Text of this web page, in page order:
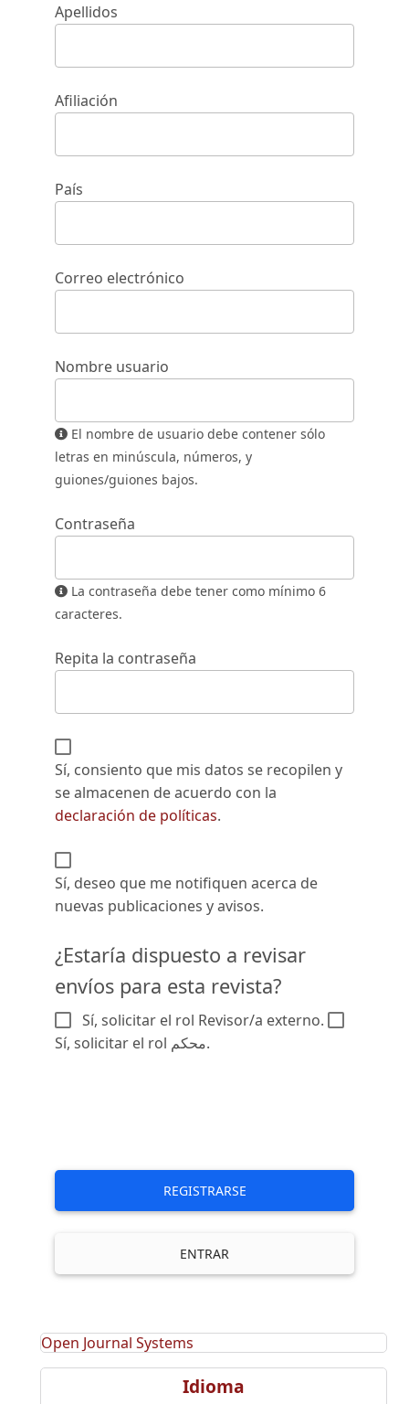
Apellidos
Afiliación
País
Correo electrónico
Nombre usuario
letras en minúscula, números, y
guiones/guiones bajos.
Contraseña
caracteres.
Repita la contraseña
Sí, consiento que mis datos se recopilen y
se almacenen de acuerdo con la
declaración de políticas.
Sí, deseo que me notifiquen acerca de
nuevas publicaciones y avisos.
¿Estaría dispuesto a revisar
envíos para esta revista?
Sí, solicitar el rol Revisor/a externo.
Sí, solicitar el rol محكم.
REGISTRARSE
ENTRAR
Open Journal Systems
Idioma